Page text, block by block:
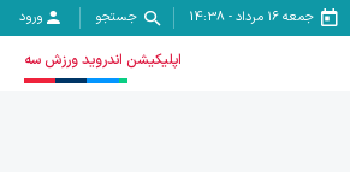
جمعه ۱۶ مرداد -
14:38 جستجو ورود
اپلیکیشن اندروید ورزش سه